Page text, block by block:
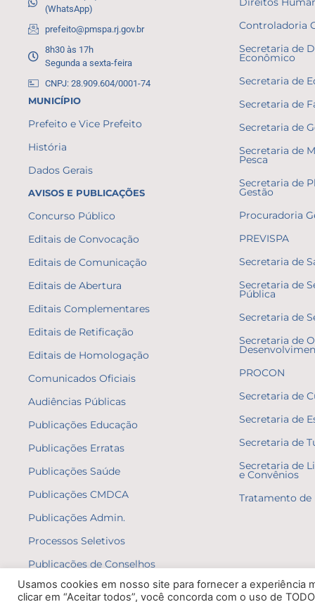
(WhatsApp)
prefeito@pmspa.rj.gov.br
8h30 às 17h
Segunda a sexta-feira
CNPJ: 28.909.604/0001-74
MUNICÍPIO
Prefeito e Vice Prefeito
História
Dados Gerais
AVISOS E PUBLICAÇÕES
Concurso Público
Editais de Convocação
Editais de Comunicação
Editais de Abertura
Editais Complementares
Editais de Retificação
Editais de Homologação
Comunicados Oficiais
Audiências Públicas
Publicações Educação
Publicações Erratas
Publicações Saúde
Publicações CMDCA
Publicações Admin.
Processos Seletivos
Publicações de Conselhos
Controladoria
Secretaria de
Econômico
Secretaria de
Secretaria de
Secretaria de
Secretaria de
Pesca
Secretaria de
Gestão
Procuradoria
PREVISPA
Secretaria de
Secretaria de
Pública
Secretaria de
Secretaria de
PROCON
Secretaria de
Secretaria de
Secretaria de
Secretaria de
e Convênios
Tratamento de
Usamos cookies em nosso site para fornecer a experiência
clicar em “Aceitar todos”, você concorda com o uso de